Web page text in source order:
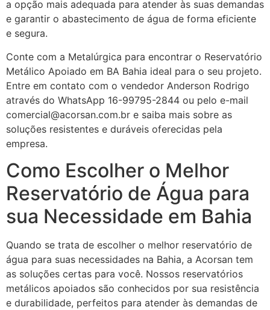
a opção mais adequada para atender às suas demandas
e garantir o abastecimento de água de forma eficiente
e segura.
Conte com a Metalúrgica para encontrar o Reservatório
Metálico Apoiado em BA Bahia ideal para o seu projeto.
Entre em contato com o vendedor Anderson Rodrigo
através do WhatsApp 16-99795-2844 ou pelo e-mail
comercial@acorsan.com.br e saiba mais sobre as
soluções resistentes e duráveis oferecidas pela
empresa.
Como Escolher o Melhor
Reservatório de Água para
sua Necessidade em Bahia
Quando se trata de escolher o melhor reservatório de
água para suas necessidades na Bahia, a Acorsan tem
as soluções certas para você. Nossos reservatórios
metálicos apoiados são conhecidos por sua resistência
e durabilidade, perfeitos para atender às demandas de